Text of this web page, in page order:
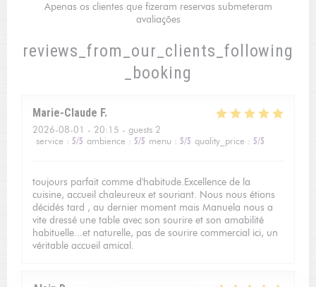
reviews_from_our_clients_following
_booking
Marie-Claude F
2026-08-01 - 20:15 - guests 2
service : 5/5 ambience : 5/5 menu : 5/5 quality_price : 5/5
toujours parfait comme d'habitude.Excellence de la
cuisine, accueil chaleureux et souriant. Nous nous étions
décidés tard , au dernier moment mais Manuela nous a
vite dressé une table avec son sourire et son amabilité
habituelle...et naturelle, pas de sourire commercial ici, un
véritable accueil amical.
Apenas os clientes que fizeram reservas submeteram
avaliações